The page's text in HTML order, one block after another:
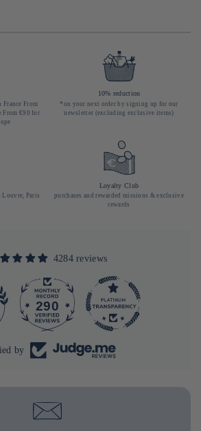
From
From €90 for
10% reduction
*on your next order by signing up for our
newsletter (excluding exclusive items)
Louvre, Paris
Loyalty Club
purchases and rewarded missions & exclusive
rewards
4284 reviews
290
by